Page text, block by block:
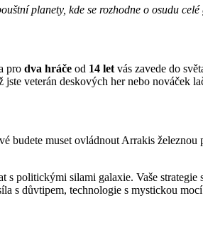
planety, kde se rozhodne o osudu celé
pro dva hráče od 14 let vás zavede do
veterán deskových her nebo nováček
budete muset ovládnout Arrakis železnou
politickými silami galaxie. Vaše strategie
s důvtipem, technologie s mystickou